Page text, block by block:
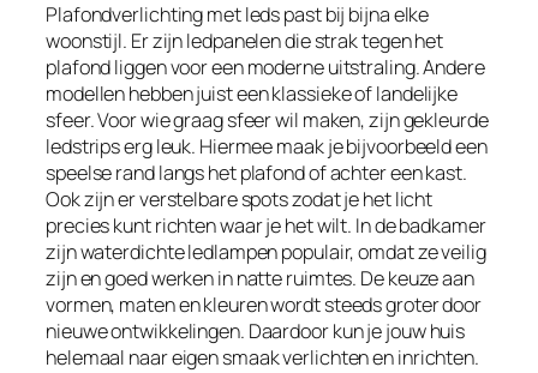
Plafondverlichting met leds past bij bijna elke
woonstijl. Er zijn ledpanelen die strak tegen het
plafond liggen voor een moderne uitstraling. Andere
modellen hebben juist een klassieke of landelijke
sfeer. Voor wie graag sfeer wil maken, zijn gekleurde
ledstrips erg leuk. Hiermee maak je bijvoorbeeld een
speelse rand langs het plafond of achter een kast.
Ook zijn er verstelbare spots zodat je het licht
precies kunt richten waar je het wilt. In de badkamer
zijn waterdichte ledlampen populair, omdat ze veilig
zijn en goed werken in natte ruimtes. De keuze aan
vormen, maten en kleuren wordt steeds groter door
nieuwe ontwikkelingen. Daardoor kun je jouw huis
helemaal naar eigen smaak verlichten en inrichten.